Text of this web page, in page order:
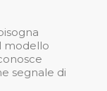
modello
segnale di